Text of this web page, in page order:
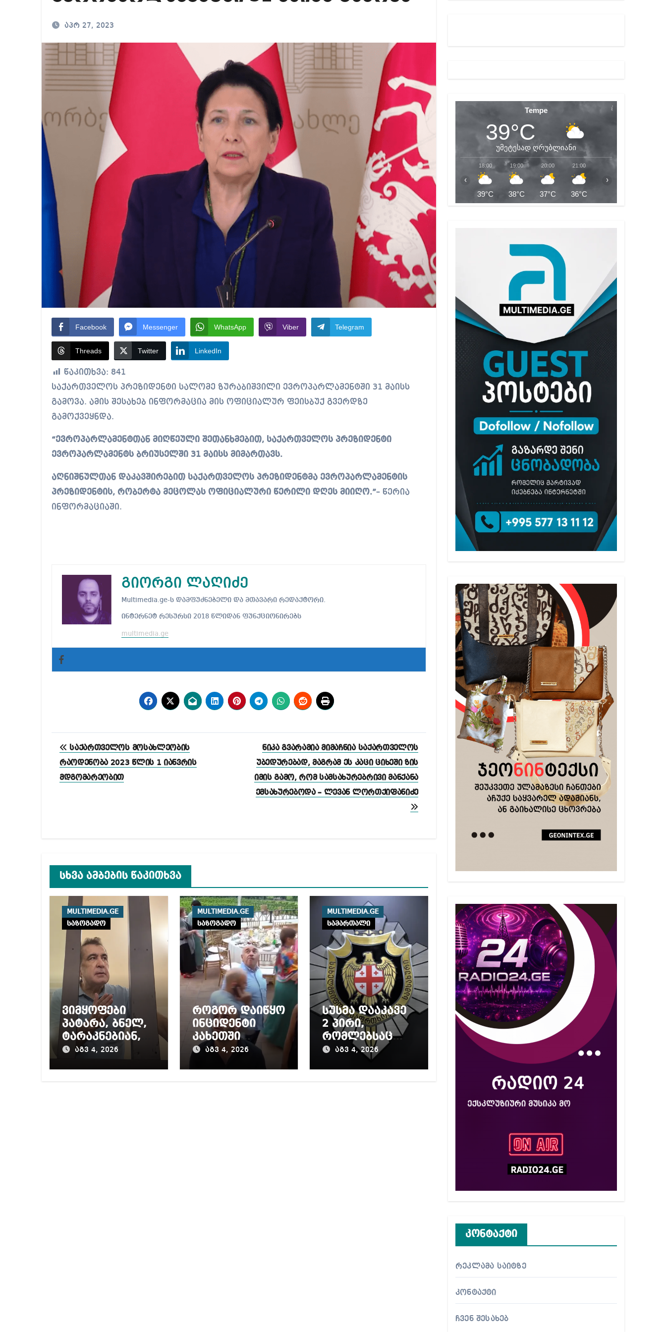
ვიმყოფები პატარა, ბნელ, ტარაკნებიან, უჰაერო საკანში, ამდენი ხნით სამარტოო საკანში მოთავსება, საერთაშორისო
აპრ 27, 2023
Facebook Messenger WhatsApp Viber Telegram
Threads Twitter LinkedIn
წაკითხვა: 841
საქართველოს პრეზიდენტი სალომე ზურაბიშვილი ევროპარლამენტში 31 მაისს
გამოვა. ამის შესახებ ინფორმაცია მის ოფიციალურ ფეისბუქ გვერდზე
გამოქვეყნდა.
“ევროპარლამენტთან მიღწეული შეთანხმებით, საქართველოს პრეზიდენტი
ევროპარლამენტს ბრიუსელში 31 მაისს მიმართავს.
აღნიშნულთან დაკავშირებით საქართველოს პრეზიდენტმა ევროპარლამენტის
პრეზიდენტის, რობერტა მეცოლას ოფიციალური წერილი დღეს მიიღო.”– წერია
ინფორმაციაში.
გიორგი ლაღიძე
Multimedia.ge-ს დამფუძნებელი და მთავარი რედაქტორი.
ინტერნეტ რესურსი 2018 წლიდან ფუნქციონირებს
multimedia.ge
პოსტის
ნავიგაცია
საქართველოს მოსახლეობის
რაოდენობა 2023 წლის 1 იანვრის
მდგომარეობით
ნიკა გვარამია მიმაჩნია საქართველოს
უბედურებად, მაგრამ ეს კაცი ციხეში ზის
იმის გამო, რომ სამსახურებრივი მანქანა
ემსახურებოდა – ლევან ლორთქიფანიძე
სხვა ამბების წაკითხვა
MULTIMEDIA.GE
საზოგადო
ვიმყოფები
პატარა, ბნელ,
ტარაკნებიან,
უჰაერო
აგვ 4, 2026
MULTIMEDIA.GE
საზოგადო
როგორ დაიწყო
ინციდენტი
კახეთში
ქორწილის
დროს? (ვიდეო)
აგვ 4, 2026
MULTIMEDIA.GE
სამართალი
სუსმა დააკავე
2 პირი,
რომლებსაც
საბავშვი
ბაღებში
აგვ 4, 2026
Tempe
39°C
უმეტესად ღრუბლიანი
18:00
39°C
19:00
38°C
20:00
37°C
21:00
36°C
‹ ›
კონტაქტი
რეკლამა საიტზე
კონტაქტი
ჩვენ შესახებ